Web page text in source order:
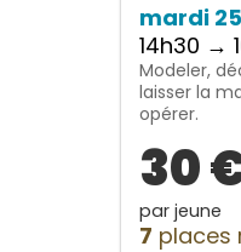
mardi
14h30 →
Modeler,
laisser la
opérer.
30
par jeune
7 places